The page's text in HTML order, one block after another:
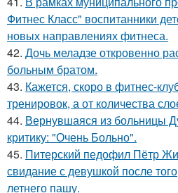
Фитнес Класс" воспитанники
новых направлениях фитнеса.
42. Дочь меладзе откровенно
больным братом.
43. Кажется, скоро в фитнес-
тренировок, а от количества
44. Вернувшаяся из больницы
критику: "Очень Больно".
45. Питерский педофил Пётр
свидание с девушкой после
летнего пашу.